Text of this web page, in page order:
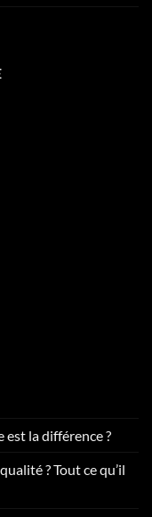
est la différence ?
? Tout ce qu’il